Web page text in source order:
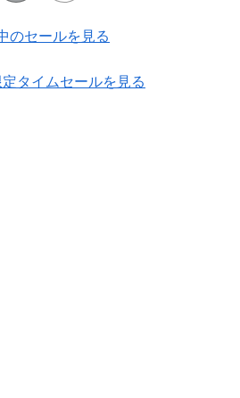
のセールを見る
タイムセールを見る